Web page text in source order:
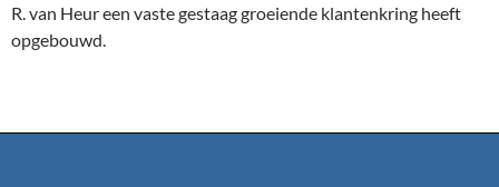
R. van Heur een vaste gestaag groeiende klantenkring heeft
opgebouwd.